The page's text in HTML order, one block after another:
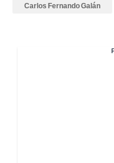
Carlos Fernando Galán